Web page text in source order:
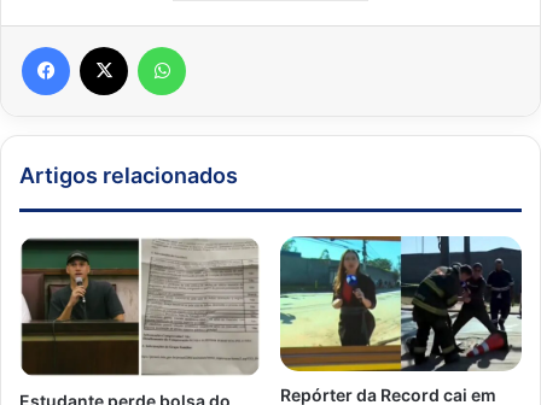
Facebook
Artigos relacionados
Estudante perde bolsa do
Repórter da Record cai em